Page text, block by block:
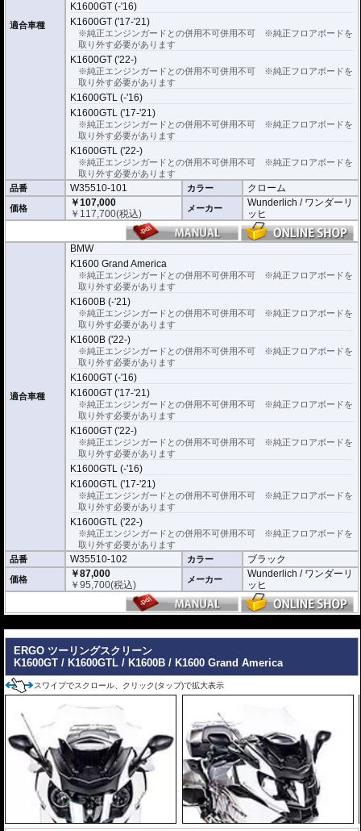
ERGO ツーリングスクリーン
K1600GT / K1600GTL / K1600B / K1600 Grand America
スワイプでスクロール、クリック(タップ)で拡大表示
適合車種
K1600GT (-'16)
K1600GT ('17-'21)
※純正エンジンガードとの併用不可併用不可 ※純正フロアボードを
取り外す必要があります
K1600GT ('22-)
※純正エンジンガードとの併用不可併用不可 ※純正フロアボードを
取り外す必要があります
K1600GTL (-'16)
K1600GTL ('17-'21)
※純正エンジンガードとの併用不可併用不可 ※純正フロアボードを
取り外す必要があります
K1600GTL ('22-)
※純正エンジンガードとの併用不可併用不可 ※純正フロアボードを
取り外す必要があります
品番
W35510-101 カラー クローム
価格
￥107,000
￥ 117,700(税込) メーカー
Wunderlich / ワンダーリ
ッヒ
適合車種
BMW
K1600 Grand America
※純正エンジンガードとの併用不可併用不可 ※純正フロアボードを
取り外す必要があります
K1600B (-'21)
※純正エンジンガードとの併用不可併用不可 ※純正フロアボードを
取り外す必要があります
K1600B ('22-)
※純正エンジンガードとの併用不可併用不可 ※純正フロアボードを
取り外す必要があります
K1600GT (-'16)
K1600GT ('17-'21)
※純正エンジンガードとの併用不可併用不可 ※純正フロアボードを
取り外す必要があります
K1600GT ('22-)
※純正エンジンガードとの併用不可併用不可 ※純正フロアボードを
取り外す必要があります
K1600GTL (-'16)
K1600GTL ('17-'21)
※純正エンジンガードとの併用不可併用不可 ※純正フロアボードを
取り外す必要があります
K1600GTL ('22-)
※純正エンジンガードとの併用不可併用不可 ※純正フロアボードを
取り外す必要があります
品番
W35510-102 カラー ブラック
価格
￥87,000
￥95,700(税込) メーカー
Wunderlich / ワンダーリ
ッヒ